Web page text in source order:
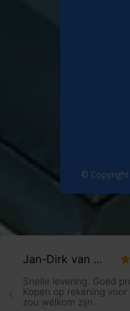
© Copyright